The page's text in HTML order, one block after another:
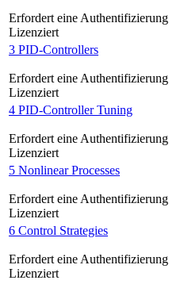
Erfordert eine Authentifizierung
Lizenziert
3 PID-Controllers
Erfordert eine Authentifizierung
Lizenziert
4 PID-Controller Tuning
Erfordert eine Authentifizierung
Lizenziert
5 Nonlinear Processes
Erfordert eine Authentifizierung
Lizenziert
6 Control Strategies
Erfordert eine Authentifizierung
Lizenziert